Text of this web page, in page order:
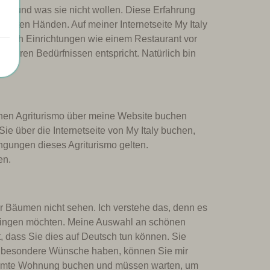
und was sie nicht wollen. Diese Erfahrung
Händen. Auf meiner Internetseite My Italy
Einrichtungen wie einem Restaurant vor
Ihren Bedürfnissen entspricht. Natürlich bin
Agriturismo über meine Website buchen
über die Internetseite von My Italy buchen,
dieses Agriturismo gelten.
nicht sehen. Ich verstehe das, denn es
möchten. Meine Auswahl an schönen
dass Sie dies auf Deutsch tun können. Sie
Wünsche haben, können Sie mir
Wohnung buchen und müssen warten, um